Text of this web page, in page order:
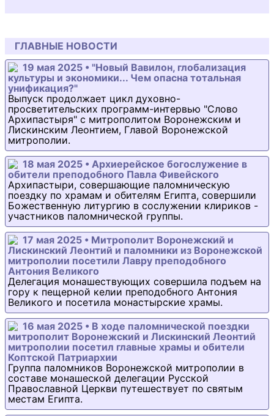
ГЛАВНЫЕ НОВОСТИ
19 мая 2025 • "Новый Вавилон, глобализация
культуры и экономики... Чем опасна тотальная
унификация?"
Выпуск продолжает цикл духовно-
просветительских программ-интервью "Слово
Архипастыря" с митрополитом Воронежским и
Лискинским Леонтием, Главой Воронежской
митрополии.
18 мая 2025 • Архиерейское богослужение в
обители преподобного Павла Фивейского
Архипастыри, совершающие паломническую
поездку по храмам и обителям Египта, совершили
Божественную литургию в сослужении клириков -
участников паломнической группы.
17 мая 2025 • Митрополит Воронежский и
Лискинский Леонтий и паломники из Воронежской
митрополии посетили Лавру преподобного
Антония Великого
Делегация монашествующих совершила подъем на
гору к пещерной келии преподобного Антония
Великого и посетила монастырские храмы.
16 мая 2025 • В ходе паломнической поездки
митрополит Воронежский и Лискинский Леонтий
митрополии посетил главные храмы и обители
Коптской Патриархии
Группа паломников Воронежской митрополии в
составе монашеской делегации Русской
Православной Церкви путешествует по святым
местам Египта.